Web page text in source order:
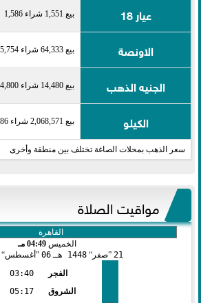
عيار 18 بيع 1,551 شراء 1,586
الاونصة بيع 64,333 شراء 65,754
الجنيه الذهب بيع 14,480 شراء 14,800
الكيلو بيع 2,068,571 شراء 2,114,286
سعر الذهب بمحلات الصاغة تختلف بين منطقة وأخرى
مواقيت الصلاة
الخميس04:49 مـ
21 صفر 1448 هـ 06 أغسطس
الفجر
03:40
الشروق
05:17